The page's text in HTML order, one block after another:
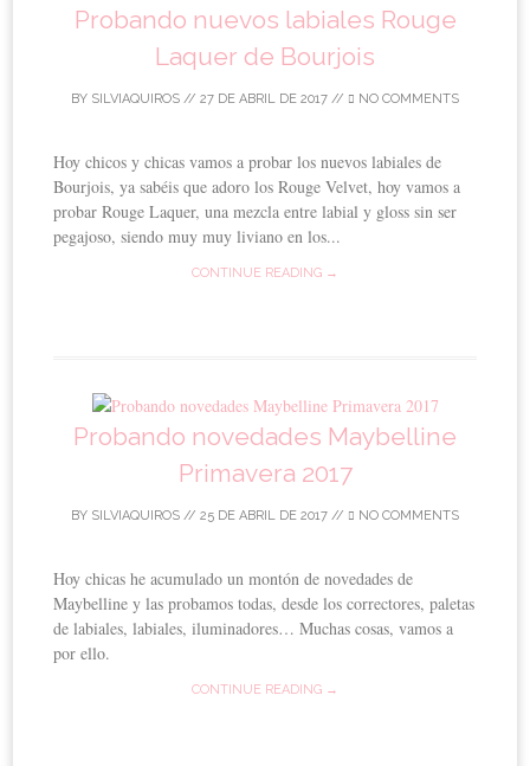
Probando nuevos labiales Rouge
Laquer de Bourjois
BY SILVIAQUIROS // 27 DE ABRIL DE 2017 // NO COMMENTS
Hoy chicos y chicas vamos a probar los nuevos labiales de
Bourjois, ya sabéis que adoro los Rouge Velvet, hoy vamos a
probar Rouge Laquer, una mezcla entre labial y gloss sin ser
pegajoso, siendo muy muy liviano en los...
CONTINUE READING →
Probando novedades Maybelline
Primavera 2017
BY SILVIAQUIROS // 25 DE ABRIL DE 2017 // NO COMMENTS
Hoy chicas he acumulado un montón de novedades de
Maybelline y las probamos todas, desde los correctores, paletas
de labiales, labiales, iluminadores… Muchas cosas, vamos a
por ello.
CONTINUE READING →